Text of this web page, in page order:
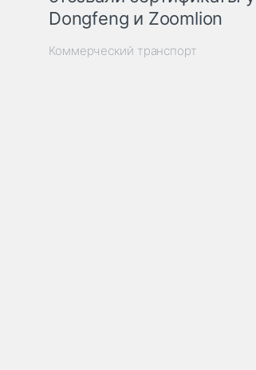
Dongfeng и Zoomlion
Коммерческий транспорт